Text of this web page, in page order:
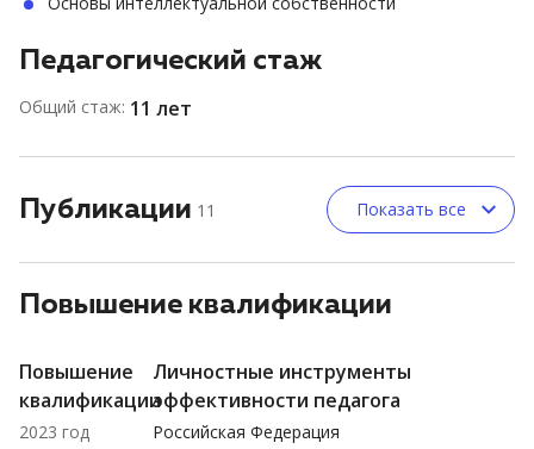
Педагогический стаж
Общий стаж: 11 лет
Публикации 11 Показать все
Повышение квалификации
Повышение
квалификации
2023 год
Личностные инструменты
эффективности педагога
Российская Федерация